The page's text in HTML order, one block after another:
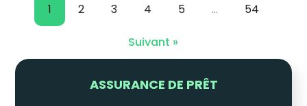
1 2 3 4 5 … 54
Suivant »
ASSURANCE DE PRÊT